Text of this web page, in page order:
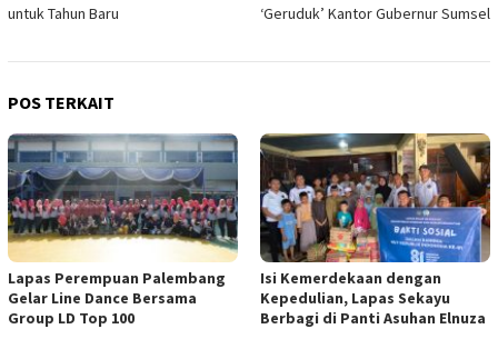
untuk Tahun Baru
‘Geruduk’ Kantor Gubernur Sumsel
POS TERKAIT
Lapas Perempuan Palembang
Gelar Line Dance Bersama
Group LD Top 100
Isi Kemerdekaan dengan
Kepedulian, Lapas Sekayu
Berbagi di Panti Asuhan Elnuza